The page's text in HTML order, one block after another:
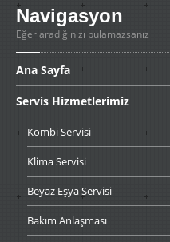
Navigasyon
Eğer aradığınızı bulamazsanız
Ana Sayfa
Servis Hizmetlerimiz
KombiServisi
KlimaServisi
Beyaz Eşya Servisi
Bakım Anlaşması